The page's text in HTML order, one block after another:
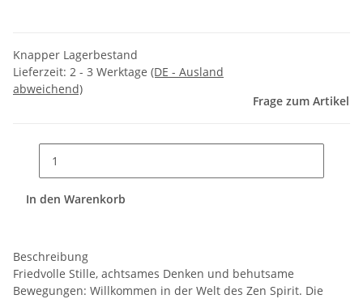
Knapper Lagerbestand
Lieferzeit: 2 - 3 Werktage (DE - Ausland
abweichend)
Frage zum Artikel
In den Warenkorb
Beschreibung
Friedvolle Stille, achtsames Denken und behutsame
Bewegungen: Willkommen in der Welt des Zen Spirit. Die